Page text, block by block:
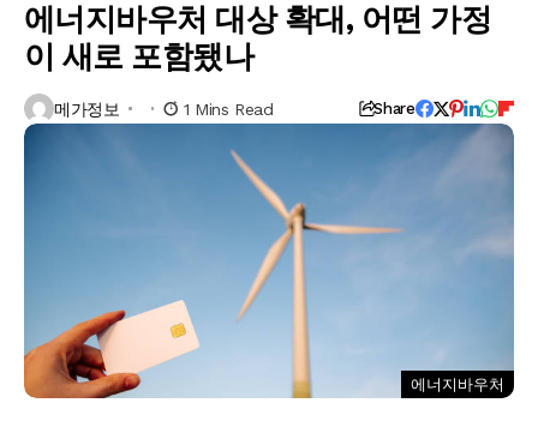
에너지바우처 대상 확대, 어떤 가정
이 새로 포함됐나
메가정보 1 Mins Read Share
에너지바우처